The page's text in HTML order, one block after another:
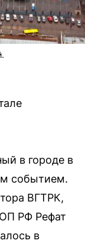
в городе в
событием.
ВГТРК,
РФ Рефат
в